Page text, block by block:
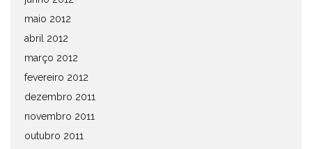
maio 2012
abril 2012
março 2012
fevereiro 2012
dezembro 2011
novembro 2011
outubro 2011